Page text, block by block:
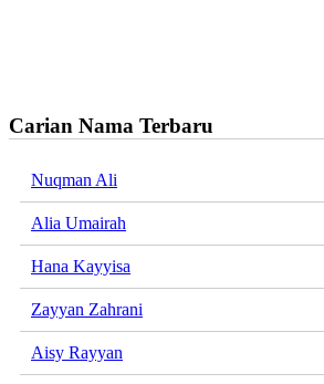
Carian Nama Terbaru
Nuqman Ali
Alia Umairah
Hana Kayyisa
Zayyan Zahrani
Aisy Rayyan